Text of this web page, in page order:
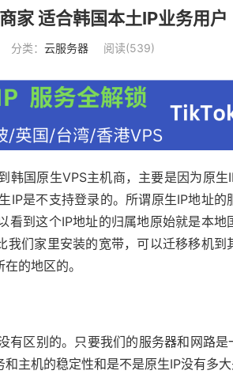
家 适合韩国本土IP业务用户
分类： 云服务器 阅读(539)
韩国原生VPS主机商，主要是因为原生
IP是不支持登录的。所谓原生IP地址的
看到这个IP地址的归属地原始就是本地
我们家里安装的宽带，可以迁移移机到
的地区的。
有区别的。只要我们的服务器和网路是
主机的稳定性和是不是原生IP没有多大